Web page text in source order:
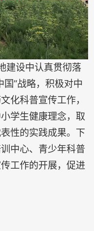
设中认真贯彻落
国”战略，积极对中
化科普宣传工作，
学生健康理念，取
性的实践成果。下
中心、青少年科普
工作的开展，促进